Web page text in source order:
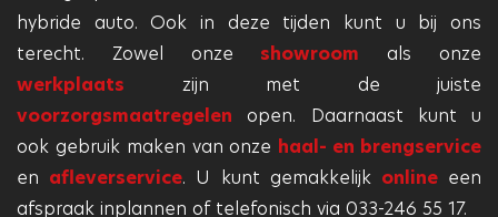
hybride auto. Ook in deze tijden kunt u bij ons
terecht. Zowel onze showroom als onze
werkplaats zijn met de juiste
voorzorgsmaatregelen open. Daarnaast kunt u
ook gebruik maken van onze haal- en brengservice
en afleverservice. U kunt gemakkelijk onlineeen
afspraak inplannen of telefonisch via 033-246 55 17.